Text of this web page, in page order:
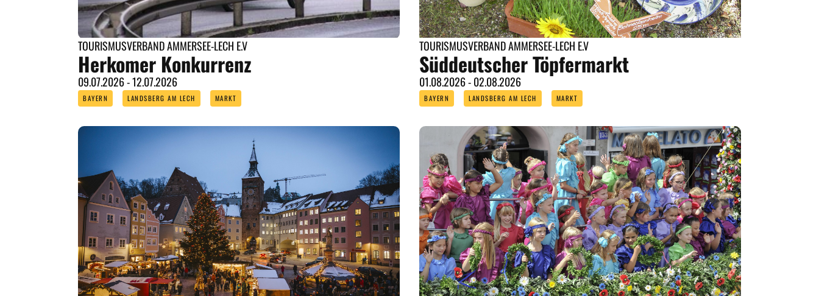
TOURISMUSVERBAND AMMERSEE-LECH E.V
Herkomer Konkurrenz
09.07.2026 - 12.07.2026
BAYERN LANDSBERG AM LECH MARKT
TOURISMUSVERBAND AMMERSEE-LECH E.V
Süddeutscher Töpfermarkt
01.08.2026 - 02.08.2026
BAYERN LANDSBERG AM LECH MARKT